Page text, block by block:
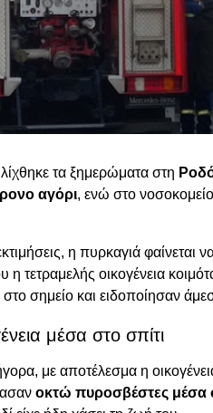
τα ξημερώματα στη
αγόρι, ενώ στο
η πυρκαγιά φαίνεται
τετραμελής οικογένεια
σημείο και ειδοποίησαν
μέσα στο σπίτι
με αποτέλεσμα η
οκτώ πυροσβέστες μέσα